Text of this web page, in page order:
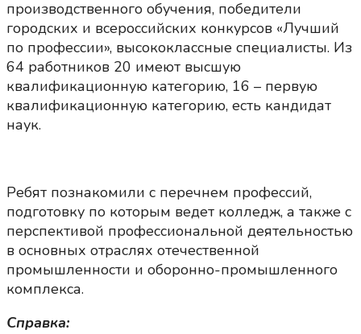
производственного обучения, победители
городских и всероссийских конкурсов «Лучший
по профессии», высококлассные специалисты. Из
64 работников 20 имеют высшую
квалификационную категорию, 16 – первую
квалификационную категорию, есть кандидат
наук.
Ребят познакомили с перечнем профессий,
подготовку по которым ведет колледж, а также с
перспективой профессиональной деятельностью
в основных отраслях отечественной
промышленности и оборонно-промышленного
комплекса.
Справка: